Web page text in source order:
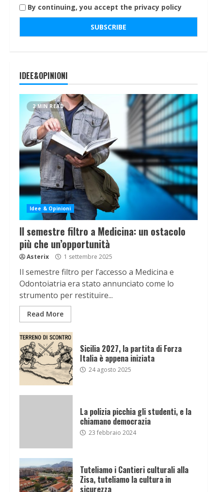
By continuing, you accept the privacy policy
IDEE&OPINIONI
2 MIN READ
Idee & Opinioni
Il semestre filtro a Medicina: un ostacolo
più che un’opportunità
Asterix 1 settembre 2025
Il semestre filtro per l’accesso a Medicina e
Odontoiatria era stato annunciato come lo
strumento per restituire...
Read More
Sicilia 2027, la partita di Forza
Italia è appena iniziata
24 agosto 2025
La polizia picchia gli studenti, e la
chiamano democrazia
23 febbraio 2024
Tuteliamo i Cantieri culturali alla
Zisa, tuteliamo la cultura in
sicurezza